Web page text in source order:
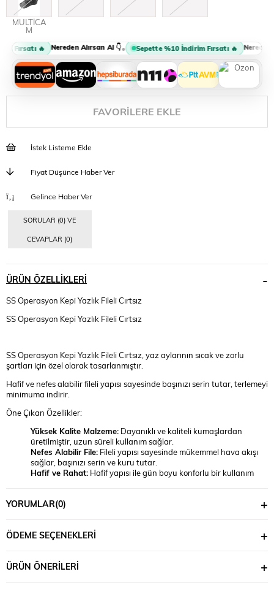
MULTİCA
M
Fırsatı 🔥 Nereden Alırsan Al 👇• Sepette %10 İndirim Fırsatı 🔥 Nereden
FAVORILERE EKLE
İstek Listeme Ekle
Fiyat Düşünce Haber Ver
Gelince Haber Ver
SORULAR (0) VE
CEVAPLAR (0)
ÜRÜN ÖZELLIKLERI
SS Operasyon Kepi Yazlık Fileli Cırtsız
SS Operasyon Kepi Yazlık Fileli Cırtsız
SS Operasyon Kepi Yazlık Fileli Cırtsız, yaz aylarının sıcak ve zorlu
şartları için özel olarak tasarlanmıştır.
Hafif ve nefes alabilir fileli yapısı sayesinde başınızı serin tutar, terlemeyi
minimuma indirir.
Öne Çıkan Özellikler:
Yüksek Kalite Malzeme: Dayanıklı ve kaliteli kumaşlardan
üretilmiştir, uzun süreli kullanım sağlar.
Nefes Alabilir File: Fileli yapısı sayesinde mükemmel hava akışı
sağlar, başınızı serin ve kuru tutar.
Hafif ve Rahat: Hafif yapısı ile gün boyu konforlu bir kullanım
profesyonel bir görünüm sunar.
rahatlıkla kullanılabilecek ideal bir aksesuardır. Operasyonel görevler,
saha çalışmaları ve günlük kullanım için mükemmel bir seçimdir.
YORUMLAR(0)
ÖDEME SEÇENEKLERI
ÜRÜN ÖNERILERI